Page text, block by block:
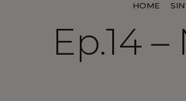
HOME
Ep.14